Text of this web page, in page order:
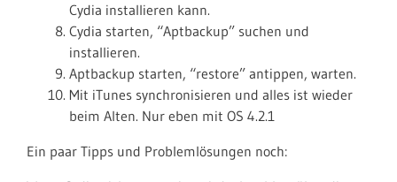
Cydia installieren kann.
Cydia starten, “Aptbackup” suchen und
installieren.
Aptbackup starten, “restore” antippen, warten.
Mit iTunes synchronisieren und alles ist wieder
beim Alten. Nur eben mit OS 4.2.1
Ein paar Tipps und Problemlösungen noch: